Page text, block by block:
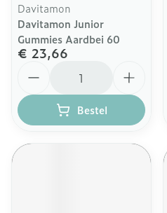
Davitamon
Davitamon Junior
Gummies Aardbei 60
€ 23,66
Bestel